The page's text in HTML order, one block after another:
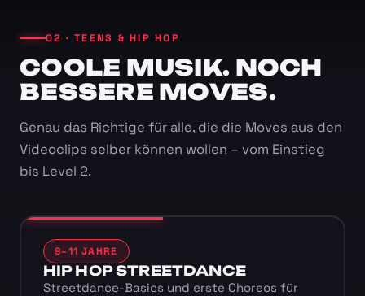
02 · TEENS & HIP HOP
COOLE MUSIK. NOCH
BESSERE MOVES.
Genau das Richtige für alle, die die Moves aus den
Videoclips selber können wollen – vom Einstieg
bis Level 2.
9–11 JAHRE
HIP HOP STREETDANCE
Streetdance-Basics und erste Choreos für